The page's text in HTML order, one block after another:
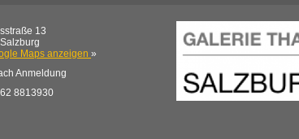
13
Maps anzeigen »
Anmeldung
8813930